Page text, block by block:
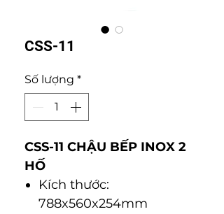
CSS-11
Số lượng *
CSS-11 CHẬU BẾP INOX 2
HỐ
Kích thước:
788x560x254mm